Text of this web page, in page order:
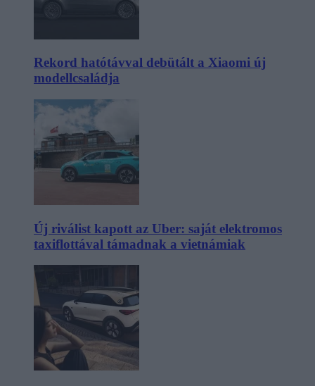
Rekord hatótávval debütált a Xiaomi új
modellcsaládja
Új riválist kapott az Uber: saját elektromos
taxiflottával támadnak a vietnámiak